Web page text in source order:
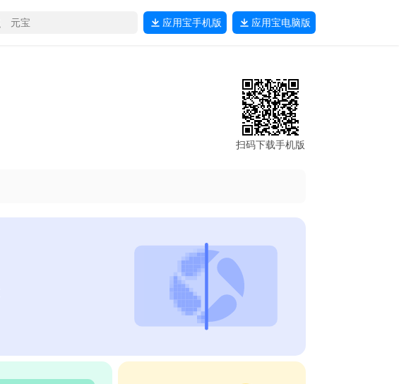
应用宝手机版 应用宝电脑版
扫码下载手机版